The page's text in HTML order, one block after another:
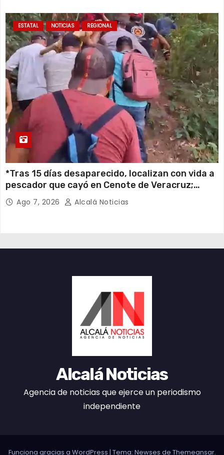
ESTATAL NOTICIAS REGIONAL
*Tras 15 días desaparecido, localizan con vida a
pescador que cayó en Cenote de Veracruz;
estaba en una caverna a más de 100 metros de
profundidad*
Ago 7, 2026 Alcalá Noticias
Alcalá Noticias
Agencia de noticias que ejerce un periodismo
independiente
Funciona gracias a WordPress | Tema: Newses de Themeansar.